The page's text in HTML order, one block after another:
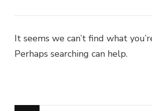
It seems we can’t find what
Perhaps searching can help.